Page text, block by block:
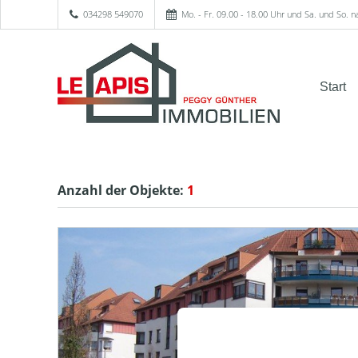
034298 549070 Mo. - Fr. 09.00 - 18.00 Uhr und Sa. und So.
Start
Anzahl der Objekte: 1